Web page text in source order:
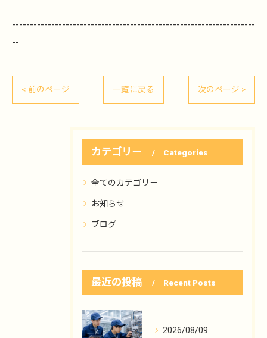
--------------------------------------------------------------------
--
< 前のページ 一覧に戻る 次のページ >
カテゴリー Categories
全てのカテゴリー
お知らせ
ブログ
最近の投稿 Recent Posts
2026/08/09